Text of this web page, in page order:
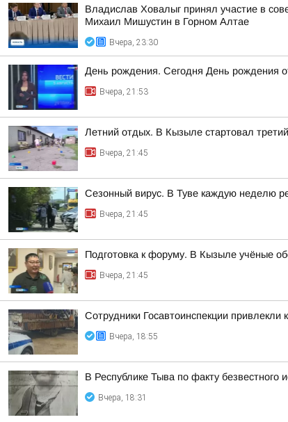
Владислав Ховалыг принял участие в
Михаил Мишустин в Горном Алтае
Вчера, 23:30
День рождения. Сегодня День рождения
Вчера, 21:53
Летний отдых. В Кызыле стартовал
Вчера, 21:45
Сезонный вирус. В Туве каждую неделю
Вчера, 21:45
Подготовка к форуму. В Кызыле учёные
Вчера, 21:45
Сотрудники Госавтоинспекции
Вчера, 18:55
В Республике Тыва по факту
Вчера, 18:31